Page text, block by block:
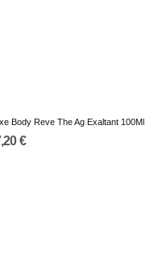
Body Reve The Ag Exaltant 100Ml
€